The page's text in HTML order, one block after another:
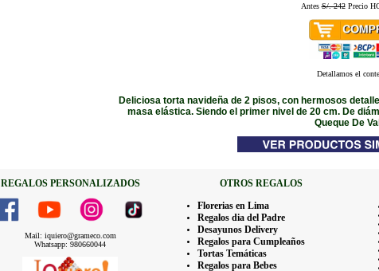
AntesS/. 242Precio
Detallamos el
Deliciosa torta navideña de 2 pisos, con hermosos
masa elástica. Siendo el primer nivel de 20 cm. De
Queque De
REGALOS PERSONALIZADOS OTROS REGALOS
Mail: iquiero@grameco.com
Whatsapp: 980660044
Florerias en Lima
Regalos dia del Padre
Desayunos Delivery
Regalos para Cumpleaños
Tortas Temáticas
Regalos para Bebes